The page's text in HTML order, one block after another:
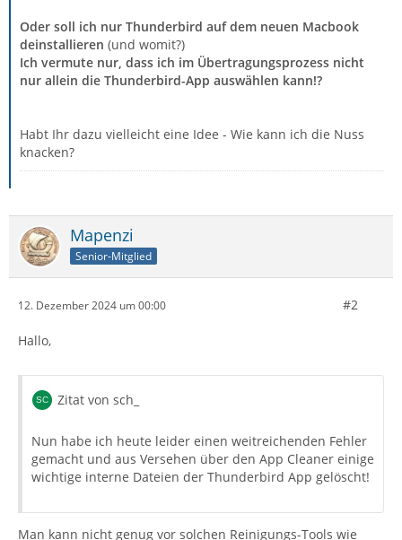
Oder soll ich nur Thunderbird auf dem neuen Macbook
deinstallieren (und womit?)
Ich vermute nur, dass ich im Übertragungsprozess nicht
nur allein die Thunderbird-App auswählen kann!?
Habt Ihr dazu vielleicht eine Idee - Wie kann ich die Nuss
knacken?
Mapenzi
Senior-Mitglied
12. Dezember 2024 um 00:00 #2
Hallo,
Zitat von sch_
Nun habe ich heute leider einen weitreichenden Fehler
gemacht und aus Versehen über den App Cleaner einige
wichtige interne Dateien der Thunderbird App gelöscht!
Man kann nicht genug vor solchen Reinigungs-Tools wie